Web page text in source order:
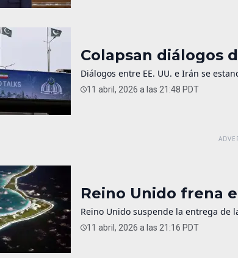
Colapsan diálogos
Diálogos entre EE. UU. e Irán se
11 abril, 2026 a las 21:48 PDT
Reino Unido frena
Reino Unido suspende la entrega de
11 abril, 2026 a las 21:16 PDT